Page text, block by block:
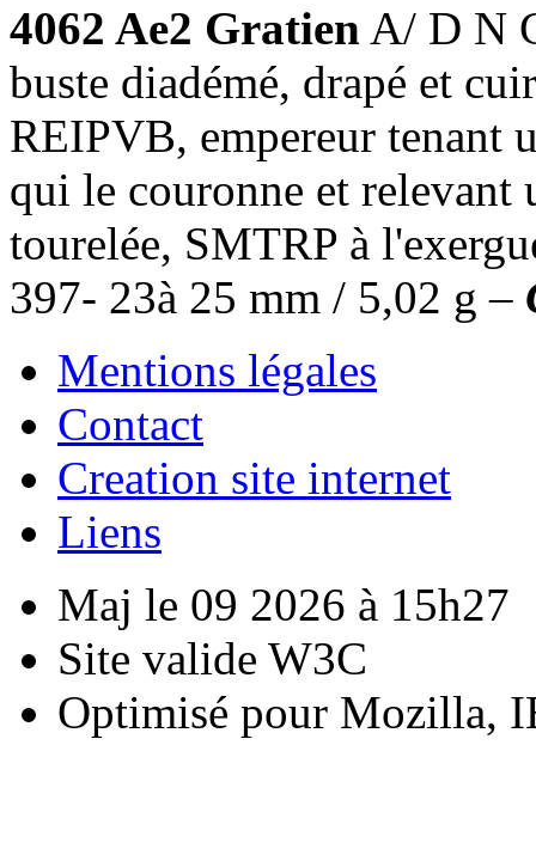
4062 Ae2 Gratien A/ D N
buste diadémé, drapé et
REIPVB, empereur tenant
qui le couronne et relevant
tourelée, SMTRP à
397- 23à 25 mm / 5,02 g –
Mentions légales
Contact
Creation site internet
Liens
Maj le 09 2026 à 15h27
Site valide W3C
Optimisé pour Mozilla,